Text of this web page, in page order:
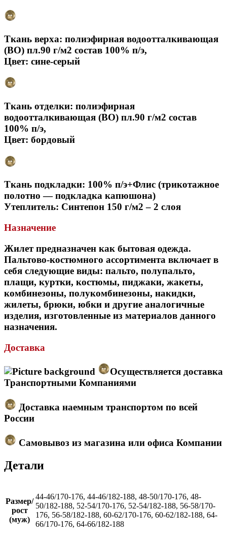
Ткань верха: полиэфирная водоотталкивающая
(ВО) пл.90 г/м2 состав 100% п/э,
Цвет: сине-серый
Ткань отделки: полиэфирная
водоотталкивающая (ВО) пл.90 г/м2 состав
100% п/э,
Цвет: бордовый
Ткань подкладки: 100% п/э+Флис (трикотажное
полотно — подкладка капюшона)
Утеплитель: Синтепон 150 г/м2 – 2 слоя
Назначение
Жилет предназначен как бытовая одежда.
Пальтово-костюмного ассортимента включает в
себя следующие виды: пальто, полупальто,
плащи, куртки, костюмы, пиджаки, жакеты,
комбинезоны, полукомбинезоны, накидки,
жилеты, брюки, юбки и другие аналогичные
изделия, изготовленные из материалов данного
назначения.
Доставка
Осуществляется доставка
Транспортными Компаниями
Доставка наемным транспортом по всей
России
Самовывоз из магазина или офиса Компании
Детали
Размер/
рост
(муж)
44-46/170-176, 44-46/182-188, 48-50/170-176, 48-
50/182-188, 52-54/170-176, 52-54/182-188, 56-58/170-
176, 56-58/182-188, 60-62/170-176, 60-62/182-188, 64-
66/170-176, 64-66/182-188